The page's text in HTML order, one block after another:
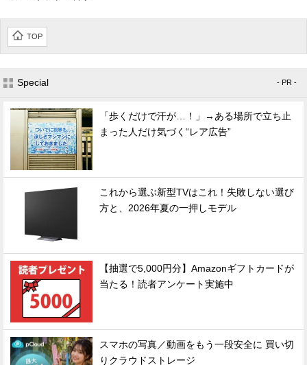
TOP
Special - PR -
「歩くだけで汗が…！」→ある場所で立ち止
まった人だけ気づく“レア広告”
これから選ぶ新型TVはこれ！失敗しない選び
方と、2026年夏の一押しモデル
【抽選で5,000円分】Amazonギフトカードが
当たる！読者アンケート実施中
スマホの写真／動画をもう一段安全に 買い切
りクラウドストレージ